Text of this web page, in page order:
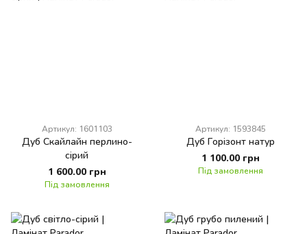
Артикул: 1601103
Дуб Скайлайн перлино-
сірий
1 600.00 грн
Під замовлення
Артикул: 1593845
Дуб Горізонт натур
1 100.00 грн
Під замовлення